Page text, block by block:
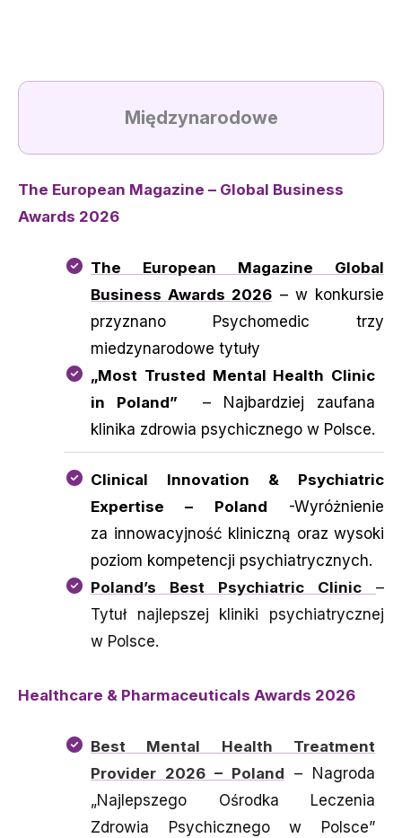
Międzynarodowe
The European Magazine – Global Business
Awards 2026
The European Magazine Global
Business Awards 2026 – w konkursie
przyznano Psychomedic trzy
miedzynarodowe tytuły
„Most Trusted Mental Health Clinic
in Poland” – Najbardziej zaufana
klinika zdrowia psychicznego w Polsce.
Clinical Innovation & Psychiatric
Expertise – Poland -Wyróżnienie
za innowacyjność kliniczną oraz wysoki
poziom kompetencji psychiatrycznych.
Poland’s Best Psychiatric Clinic
–
Tytuł najlepszej kliniki psychiatrycznej
w Polsce.
Healthcare & Pharmaceuticals Awards 2026
Best Mental Health Treatment
Provider 2026 – Poland – Nagroda
„Najlepszego Ośrodka Leczenia
Zdrowia Psychicznego w Polsce”